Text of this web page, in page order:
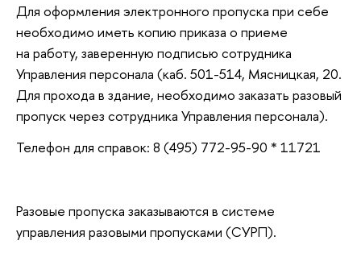
Для оформления электронного пропуска при себе
необходимо иметь копию приказа о приеме
на работу, заверенную подписью сотрудника
Управления персонала (каб. 501-514, Мясницкая, 20.
Для прохода в здание, необходимо заказать разовый
пропуск через сотрудника Управления персонала).
Телефон для справок: 8 (495) 772-95-90 * 11721
Разовые пропуска заказываются в системе
управления разовыми пропусками (СУРП).